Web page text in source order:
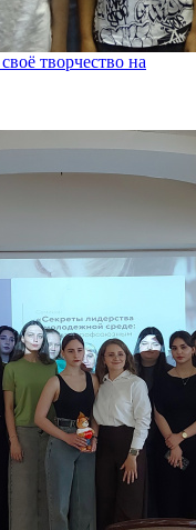
творчество на